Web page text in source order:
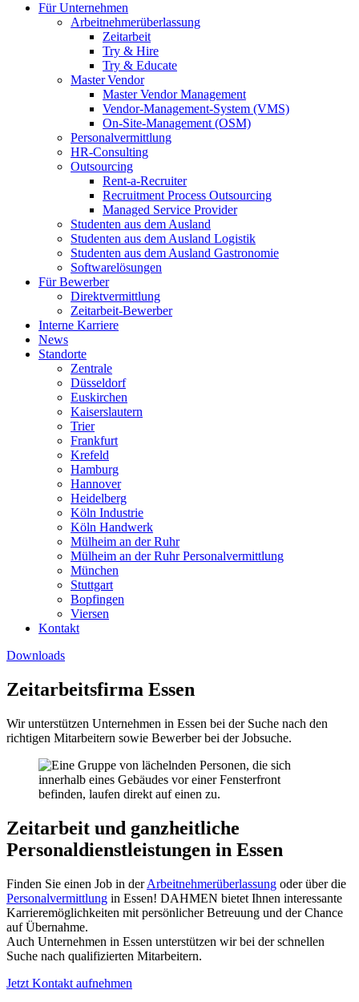
Für Unternehmen
Arbeitnehmerüberlassung
Zeitarbeit
Try & Hire
Try & Educate
Master Vendor
Master Vendor Management
Vendor-Management-System (VMS)
On-Site-Management (OSM)
Personalvermittlung
HR-Consulting
Outsourcing
Rent-a-Recruiter
Recruitment Process Outsourcing
Managed Service Provider
Studenten aus dem Ausland
Studenten aus dem Ausland Logistik
Studenten aus dem Ausland Gastronomie
Softwarelösungen
Für Bewerber
Direktvermittlung
Zeitarbeit-Bewerber
Interne Karriere
News
Standorte
Zentrale
Düsseldorf
Euskirchen
Kaiserslautern
Trier
Frankfurt
Krefeld
Hamburg
Hannover
Heidelberg
Köln Industrie
Köln Handwerk
Mülheim an der Ruhr
Mülheim an der Ruhr Personalvermittlung
München
Stuttgart
Bopfingen
Viersen
Kontakt
Downloads
Zeitarbeitsfirma Essen
Wir unterstützen Unternehmen in Essen bei der Suche nach den
richtigen Mitarbeitern sowie Bewerber bei der Jobsuche.
Zeitarbeit und ganzheitliche
Personaldienstleistungen in Essen
Finden Sie einen Job in derArbeitnehmerüberlassung oder über die
Personalvermittlung in Essen! DAHMEN bietet Ihnen interessante
Karrieremöglichkeiten mit persönlicher Betreuung und der Chance
auf Übernahme.
Auch Unternehmen in Essen unterstützen wir bei der schnellen
Suche nach qualifizierten Mitarbeitern.
Jetzt Kontakt aufnehmen